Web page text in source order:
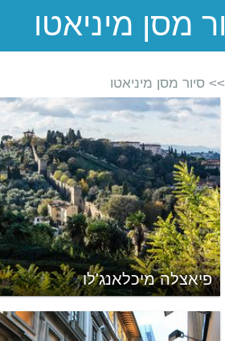
>> סיור מסן מיניאטו
פיאצלה מיכלאנג'לו